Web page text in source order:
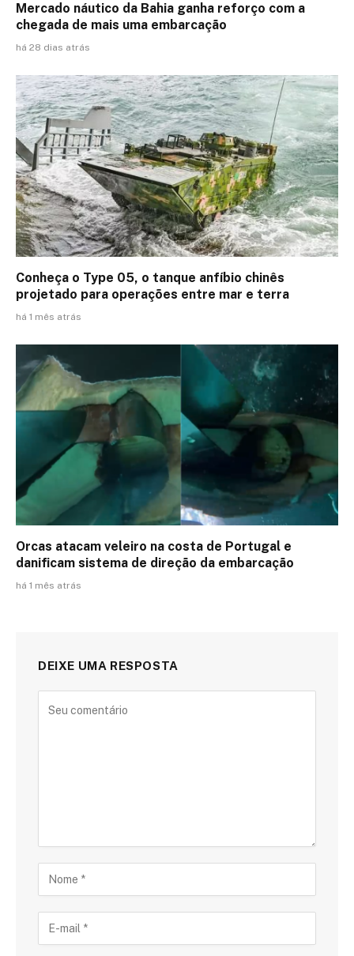
Mercado náutico da Bahia ganha reforço com a
chegada de mais uma embarcação
há 28 dias atrás
Conheça o Type 05, o tanque anfíbio chinês
projetado para operações entre mar e terra
há 1 mês atrás
Orcas atacam veleiro na costa de Portugal e
danificam sistema de direção da embarcação
há 1 mês atrás
DEIXE UMA RESPOSTA